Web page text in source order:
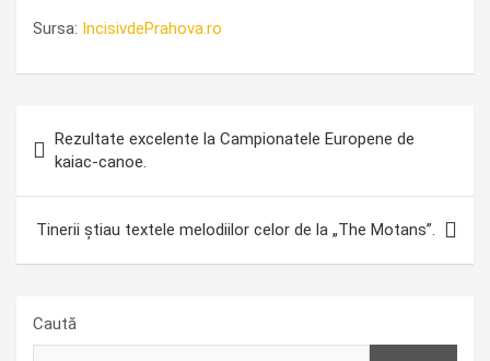
Sursa: IncisivdePrahova.ro
în
articole
Rezultate excelente la Campionatele Europene de
kaiac-canoe.
Tinerii știau textele melodiilor celor de la „The Motans”.
Caută